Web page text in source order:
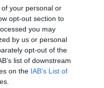
your personal or
opt-out section to
you may
by us or personal
opt-out of the
list of downstream
on the IAB’s List of
PMP (Tomac)
Forța Dreptei
PNȚMM
REPER
SENS